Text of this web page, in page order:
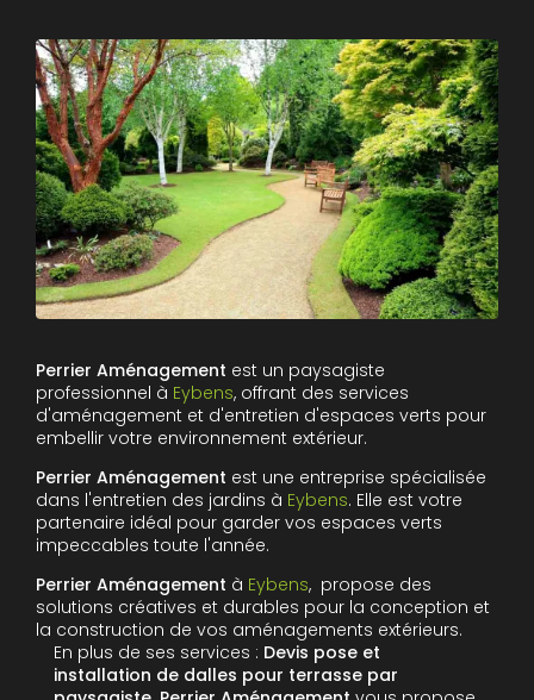
Perrier Aménagement est un paysagiste
professionnel à Eybens, offrant des services
d'aménagement et d'entretien d'espaces verts pour
embellir votre environnement extérieur.
Perrier Aménagement est une entreprise spécialisée
dans l'entretien des jardins à Eybens. Elle est votre
partenaire idéal pour garder vos espaces verts
impeccables toute l'année.
Perrier Aménagement à Eybens, propose des
solutions créatives et durables pour la conception et
la construction de vos aménagements extérieurs.
En plus de ses services : Devis pose et
installation de dalles pour terrasse par